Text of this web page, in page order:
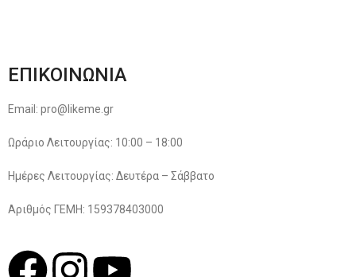
ΕΠΙΚΟΙΝΩΝΙΑ
Email: pro@likeme.gr
Ωράριο Λειτουργίας: 10:00 – 18:00
Ημέρες Λειτουργίας: Δευτέρα – Σάββατο
Αριθμός ΓΕΜΗ: 159378403000